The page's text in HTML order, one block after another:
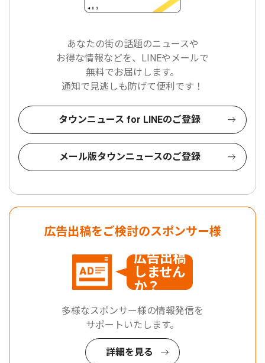
あなたの街の話題のニュースや
お得な情報などを、LINEやメールで
無料でお届けします。
通知で見逃しも防げて便利です！
タウンニュース for LINEのご登録
メール版タウンニュースのご登録
広告出稿をご検討のスポンサー様
広告出稿
しません
か？
多様なスポンサー様の情報発信を
サポートいたします。
詳細を見る